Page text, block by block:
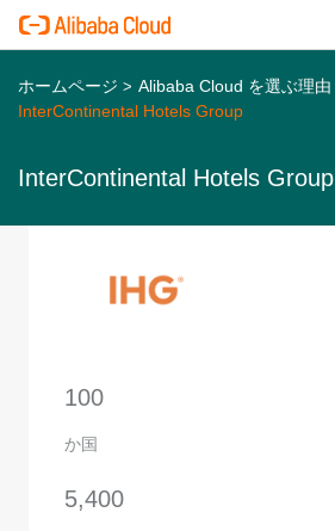
ホームページ > Alibaba Cloud を選ぶ理由
InterContinental Hotels Group
InterContinental Hotels Group
100
か国
5,400